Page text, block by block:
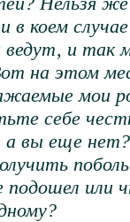
в коем
ведут, и
на этом
мои
себе
а вы еще
подошел или